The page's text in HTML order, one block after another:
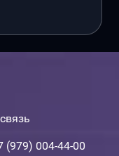
(979) 004-44-00